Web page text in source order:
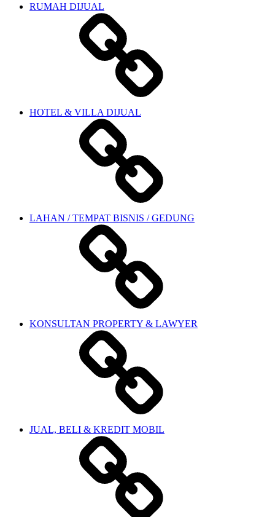
RUMAH DIJUAL
HOTEL & VILLA DIJUAL
LAHAN / TEMPAT BISNIS / GEDUNG
KONSULTAN PROPERTY & LAWYER
JUAL, BELI & KREDIT MOBIL